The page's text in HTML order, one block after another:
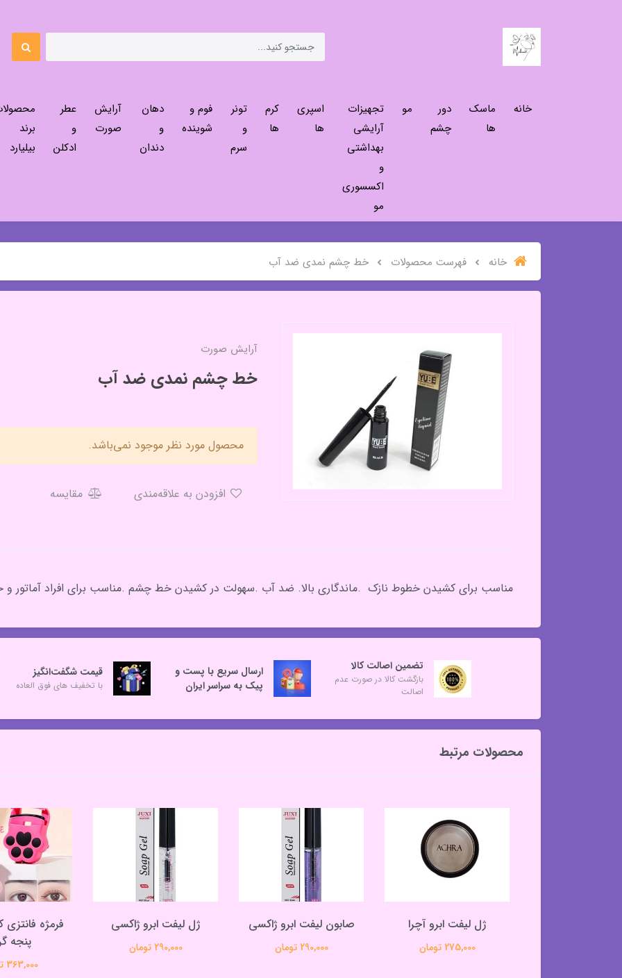
خانه
ماسک
ها
دور
چشم
مو
تجهیزات
آرایشی
بهداشتی
و
اکسسوری
مو
اسپری
ها
کرم
ها
تونر
و
سرم
فوم و
شوینده
دهان
و
دندان
آرایش
صورت
عطر
و
ادکلن
برند
بیلیارد
خانه فهرست محصولات خط چشم نمدی ضد آب
آرایش صورت
خط چشم نمدی ضد آب
محصول مورد نظر موجود نمی‌باشد.
مقایسه
مناسب برای کشیدن خطوط نازک .ماندگاری بالا. ضد آب .سهولت در کشیدن خط چشم .مناسب برای افراد آماتور و
تضمین اصالت کالا
بازگشت کالا در صورت عدم
اصالت
ارسال سریع با پست و
پیک به سراسر ایران
قیمت شگفت‌انگیز
با تخفیف های فوق العاده
محصولات مرتبط
ژل لیفت ابرو آچرا
275,000 تومان
صابون لیفت ابرو ژاکسی
290,000 تومان
ژل لیفت ابرو ژاکسی
290,000 تومان
فرمژه
پنجه
363,000 تومان